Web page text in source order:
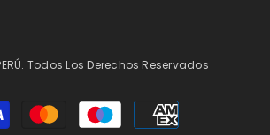
Todos Los Derechos Reservados
Formas
de